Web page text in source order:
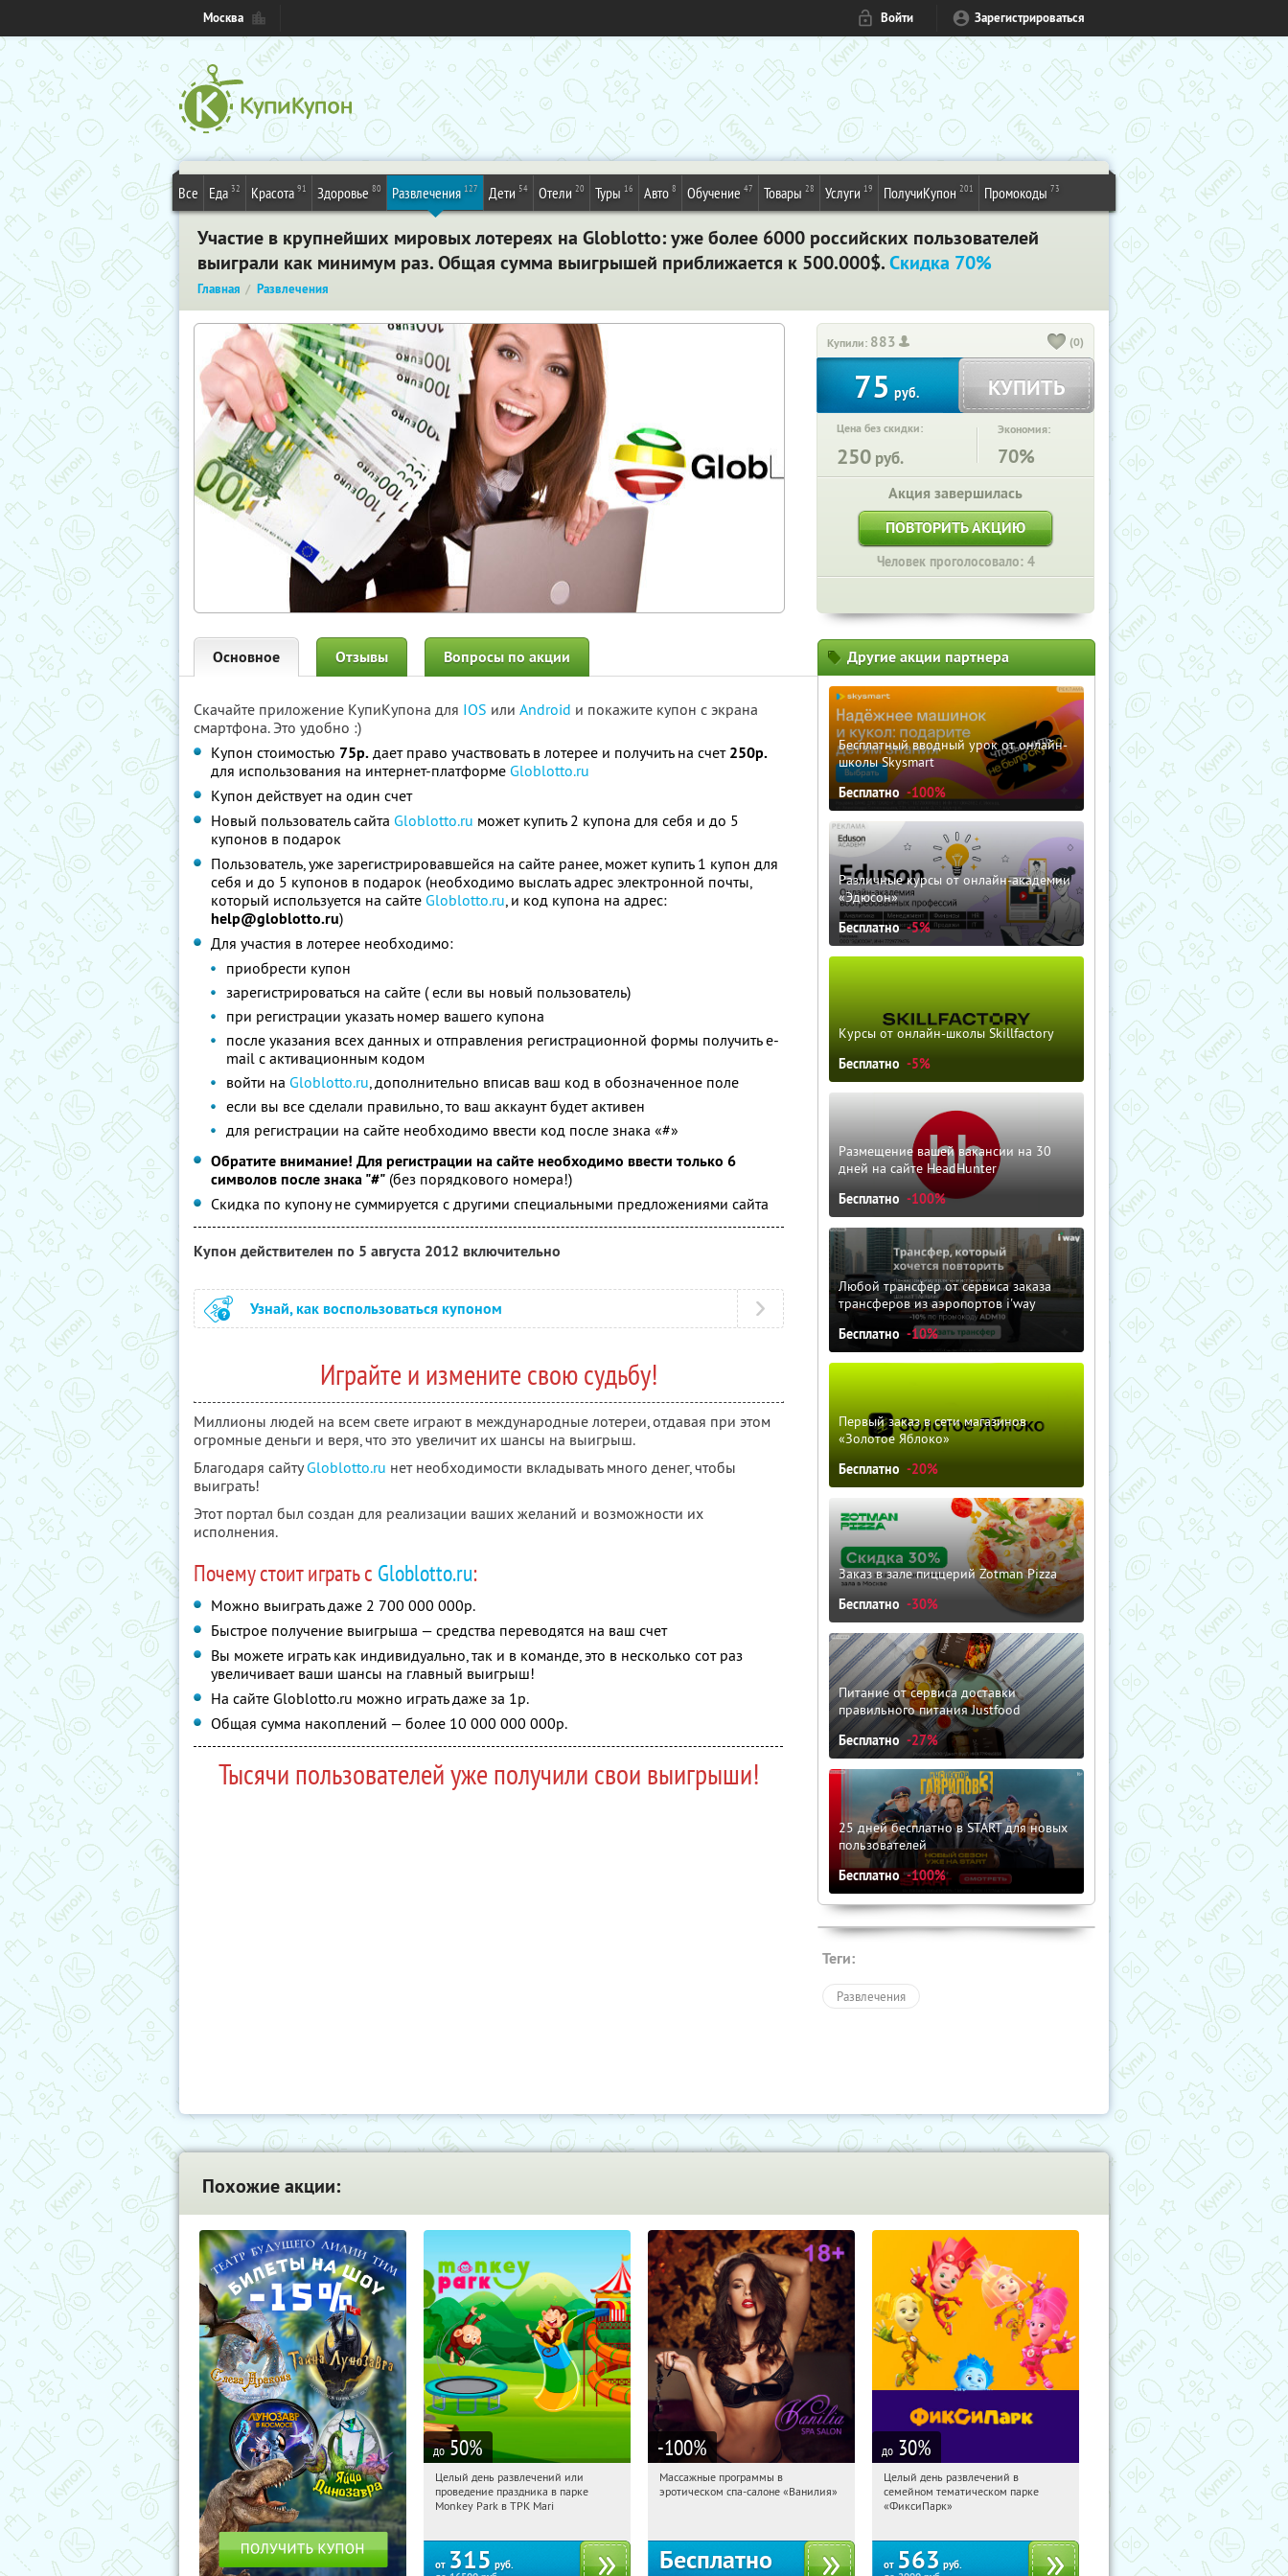
Москва Войти Зарегистрироваться
Все Еда 32 Красота 91 Здоровье 80 Развлечения 127 Дети 54 Отели 20 Туры 16 Авто 8 Обучение 47 Товары 28 Услуги 19 ПолучиКупон 201 Промокоды 73
Участие в крупнейших мировых лотереях на Globlotto: уже более 6000 российских пользователей
выиграли как минимум раз. Общая сумма выигрышей приближается к 500.000$.Скидка 70%
Главная Развлечения
Купили: 883 (0)
75 руб. КУПИТЬ
Цена без скидки:
250 руб.
Экономия:
70%
Акция завершилась
ПОВТОРИТЬ АКЦИЮ
Человек проголосовало: 4
Основное Отзывы Вопросы по акции
Скачайте приложение КупиКупона для IOS или Android и покажите купон с экрана
смартфона. Это удобно :)
Купон стоимостью 75р. дает право участвовать в лотерее и получить на счет 250р.
для использования на интернет-платформе Globlotto.ru
Купон действует на один счет
Новый пользователь сайта Globlotto.ru может купить 2 купона для себя и до 5
купонов в подарок
Пользователь, уже зарегистрировавшейся на сайте ранее, может купить 1 купон для
себя и до 5 купонов в подарок (необходимо выслать адрес электронной почты,
который используется на сайте Globlotto.ru, и код купона на адрес:
help@globlotto.ru)
Для участия в лотерее необходимо:
приобрести купон
зарегистрироваться на сайте ( если вы новый пользователь)
при регистрации указать номер вашего купона
после указания всех данных и отправления регистрационной формы получить e-
mail с активационным кодом
войти на Globlotto.ru, дополнительно вписав ваш код в обозначенное поле
если вы все сделали правильно, то ваш аккаунт будет активен
для регистрации на сайте необходимо ввести код после знака «#»
Обратите внимание! Для регистрации на сайте необходимо ввести только 6
символов после знака "#" (без порядкового номера!)
Скидка по купону не суммируется с другими специальными предложениями сайта
Купон действителен по 5 августа 2012 включительно
Узнай, как воспользоваться купоном
Играйте и измените свою судьбу!
Миллионы людей на всем свете играют в международные лотереи, отдавая при этом
огромные деньги и веря, что это увеличит их шансы на выигрыш.
Благодаря сайтуGloblotto.ru нет необходимости вкладывать много денег, чтобы
выиграть!
Этот портал был создан для реализации ваших желаний и возможности их
исполнения.
Почему стоит играть с Globlotto.ru:
Можно выиграть даже 2 700 000 000р.
Быстрое получение выигрыша — средства переводятся на ваш счет
Вы можете играть как индивидуально, так и в команде, это в несколько сот раз
увеличивает ваши шансы на главный выигрыш!
На сайте Globlotto.ru можно играть даже за 1р.
Общая сумма накоплений — более 10 000 000 000р.
Тысячи пользователей уже получили свои выигрыши!
Другие акции партнера
Бесплатный вводный урок от онлайн-
школы Skysmart
Бесплатно -100%
Различные курсы от онлайн-академии
«Эдюсон»
Бесплатно -5%
Курсы от онлайн-школы Skillfactory
Бесплатно -5%
Размещение вашей вакансии на 30
дней на сайте HeadHunter
Бесплатно -100%
Любой трансфер от сервиса заказа
трансферов из аэропортов i'way
Бесплатно -10%
Первый заказ в сети магазинов
«Золотое Яблоко»
Бесплатно -20%
Заказ в зале пиццерий Zotman Pizza
Бесплатно -30%
Питание от сервиса доставки
правильного питания Justfood
Бесплатно -27%
25 дней бесплатно в START для новых
пользователей
Бесплатно -100%
Теги:
Развлечения
Похожие акции:
до 50%
03:08:11 Купили:
Братиславская
Целый день развлечений или
проведение праздника в парке
Monkey Park в ТРК Mari
от 315 руб.
-100%
03:08:11 Получили:
Массажные программы в
эротическом спа-салоне «Ванилия»
Бесплатно
до 30%
03:08:11 Купили:
Лубянка
Целый день развлечений в
семейном тематическом парке
«ФиксиПарк»
от 563 руб.